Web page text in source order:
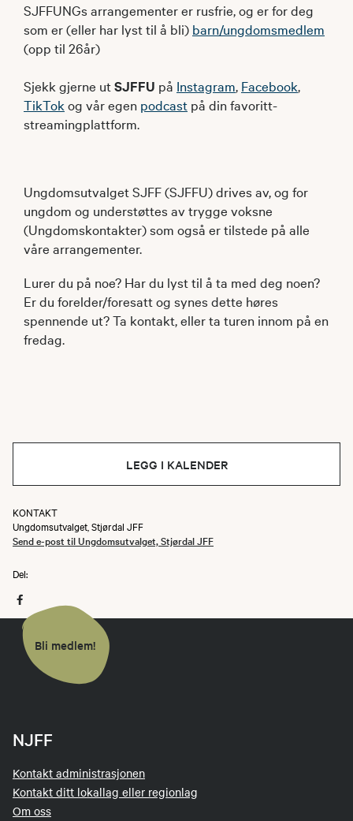
SJFFUNGs arrangementer er rusfrie, og er for deg
som er (eller har lyst til å bli) barn/ungdomsmedlem
(opp til 26år)
Sjekk gjerne utSJFFU på Instagram, Facebook,
TikTok og vår egen podcast på din favoritt-
streamingplattform.
Ungdomsutvalget SJFF (SJFFU) drives av, og for
ungdom og understøttes av trygge voksne
(Ungdomskontakter) som også er tilstede på alle
våre arrangementer.
Lurer du på noe? Har du lyst til å ta med deg noen?
Er du forelder/foresatt og synes dette høres
spennende ut? Ta kontakt, eller ta turen innom på en
fredag.
LEGG I KALENDER
KONTAKT
Ungdomsutvalget, Stjørdal JFF
Send e-post til Ungdomsutvalget, Stjørdal JFF
Del:
Bli medlem!
NJFF
Kontakt administrasjonen
Kontakt ditt lokallag eller regionlag
Om oss